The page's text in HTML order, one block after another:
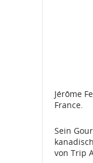
Jérôme
France.
Sein
von Trip